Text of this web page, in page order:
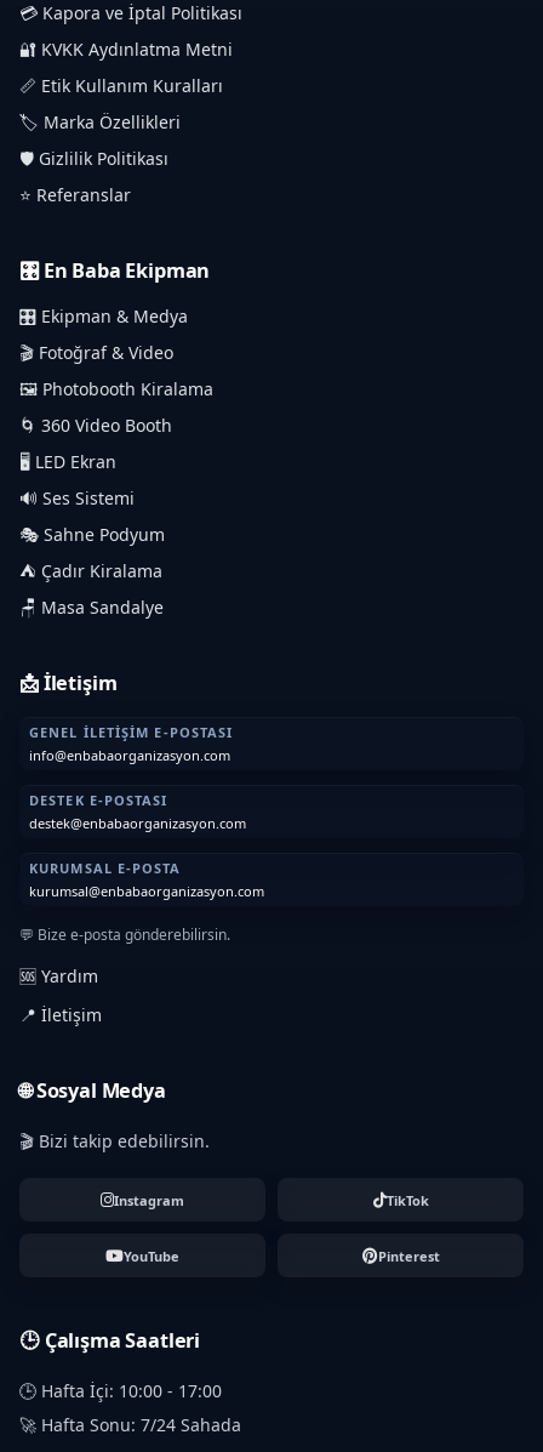
💳 Kapora ve İptal Politikası
🔐 KVKK Aydınlatma Metni
📏 Etik Kullanım Kuralları
🏷️ Marka Özellikleri
🛡️ Gizlilik Politikası
⭐ Referanslar
🎛️ En Baba Ekipman
🎛️ Ekipman & Medya
🎬 Fotoğraf & Video
🖼️ Photobooth Kiralama
🌀 360 Video Booth
🖥️ LED Ekran
🔊 Ses Sistemi
🎭 Sahne Podyum
⛺ Çadır Kiralama
🪑 Masa Sandalye
📩 İletişim
GENEL İLETIŞIM E-POSTASI
info@enbabaorganizasyon.com
DESTEK E-POSTASI
destek@enbabaorganizasyon.com
KURUMSAL E-POSTA
kurumsal@enbabaorganizasyon.com
💬 Bize e-posta gönderebilirsin.
🆘 Yardım
📍 İletişim
🌐 Sosyal Medya
🎬 Bizi takip edebilirsin.
Instagram TikTok
YouTube Pinterest
🕒 Çalışma Saatleri
🕒 Hafta İçi: 10:00 - 17:00
🚀 Hafta Sonu: 7/24 Sahada